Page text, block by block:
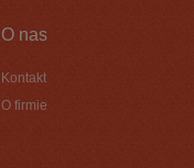
O nas
Kontakt
O firmie